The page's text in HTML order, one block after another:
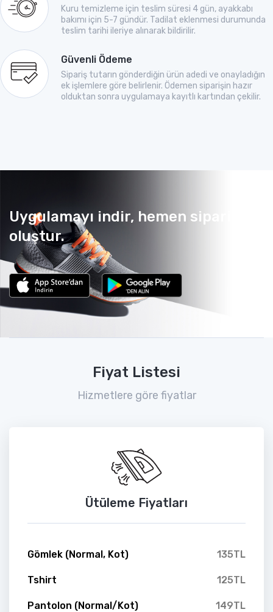
Kuru temizleme için teslim süresi 4 gün, ayakkabı
bakımı için 5-7 gündür. Tadilat eklenmesi durumunda
teslim tarihi ileriye alınarak bildirilir.
Güvenli Ödeme
Sipariş tutarın gönderdiğin ürün adedi ve onayladığın
ek işlemlere göre belirlenir. Ödemen siparişin hazır
olduktan sonra uygulamaya kayıtlı kartından çekilir.
Uygulamayı indir, hemen sipariş
oluştur.
Fiyat Listesi
Hizmetlere göre fiyatlar
Ütüleme Fiyatları
Gömlek (Normal, Kot) 135TL
Tshirt 125TL
Pantolon (Normal/Kot) 149TL